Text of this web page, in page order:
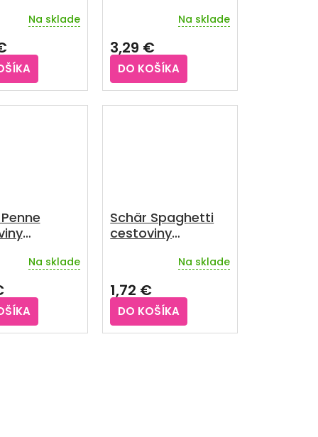
4x75 g
Na sklade
predpečenéNa sklade
3,29 €
DO KOŠÍKA
Na sklade
Schär Spaghetti
cestoviny
bezvaječné 250 g
produktu
je
5,0
z
Na sklade
1,72 €
DO KOŠÍKA